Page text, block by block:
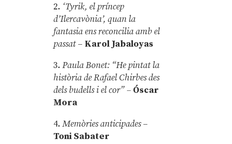
2. ‘Tyrik, el príncep
d’Ilercavònia’, quan la
fantasia ens reconcilia amb el
passat– Karol Jabaloyas
3.Paula Bonet: “He pintat la
història de Rafael Chirbes des
dels budells i el cor” – Óscar
Mora
4.Memòries anticipades–
Toni Sabater